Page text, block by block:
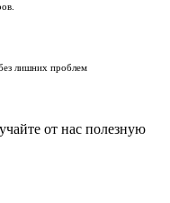
лишних проблем
от нас полезную